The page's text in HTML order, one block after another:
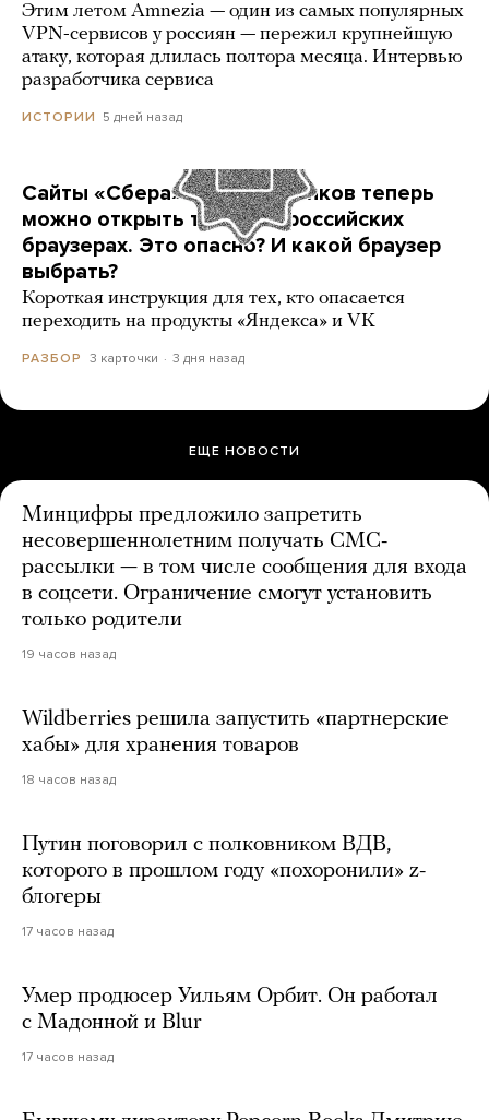
Этим летом Amnezia — один из самых популярных
VPN-сервисов у россиян — пережил крупнейшую
атаку, которая длилась полтора месяца. Интервью
разработчика сервиса
ИСТОРИИ 5 дней назад
Сайты «Сбера» и других банков теперь
можно открыть только в российских
браузерах. Это опасно? И какой браузер
выбрать?
Короткая инструкция для тех, кто опасается
переходить на продукты «Яндекса» и VK
РАЗБОР 3 карточки 3 дня назад
ЕЩЕ НОВОСТИ
Минцифры предложило запретить
несовершеннолетним получать СМС-
рассылки — в том числе сообщения для входа
в соцсети. Ограничение смогут установить
только родители
19 часов назад
Wildberries решила запустить «партнерские
хабы» для хранения товаров
18 часов назад
Путин поговорил с полковником ВДВ,
которого в прошлом году «похоронили» z-
блогеры
17 часов назад
Умер продюсер Уильям Орбит. Он работал
с Мадонной и Blur
17 часов назад